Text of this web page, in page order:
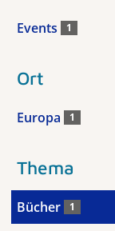
Events 1
Ort
Europa 1
Thema
Bücher 1